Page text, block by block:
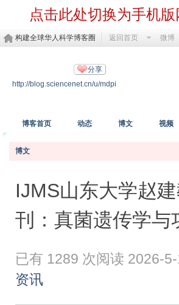
点击此处切换为手机版
构建全球华人科学博客圈 返回首页 微博
分享
http://blog.sciencenet.cn/u/mdpi
博客首页 动态 博文 视频
博文
IJMS山东大学赵
刊：真菌遗传学与
已有 1289 次阅读 2026-
资讯